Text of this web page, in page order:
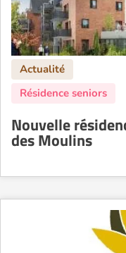
Nouvelle
des Moulins